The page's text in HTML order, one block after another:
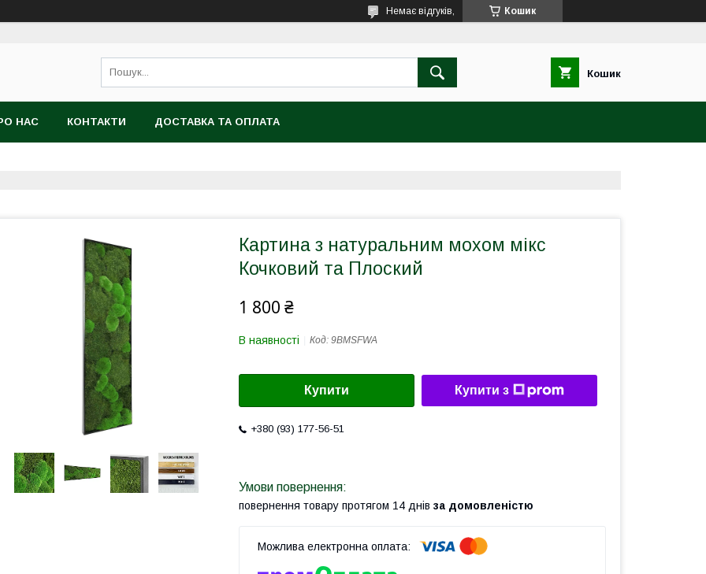
Кошик
Немає відгуків,
Кошик
НАС КОНТАКТИ ДОСТАВКА ТА ОПЛАТА
Картина з натуральним мохом мікс
Кочковий та Плоский
1 800 ₴
В наявності Код: 9BMSFWA
Купити Купити з
+380 (93) 177-56-51
повернення товару протягом 14 днів за домовленістю